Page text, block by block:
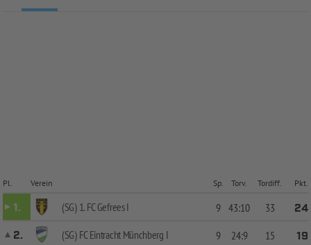
Pl. Verein Sp. Torv. Tordiff. Pkt.
1. (SG) 1. FC Gefrees I 9 43:10 33
24
2.
(SG) FC Eintracht Münchberg I 9 24:9 15
19